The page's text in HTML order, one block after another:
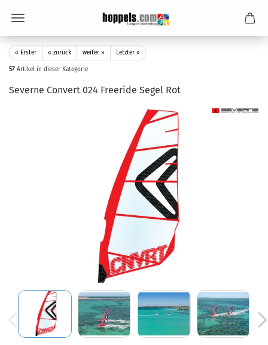
« Erster « zurück weiter » Letzter »
57 Artikel in dieser Kategorie
Severne Convert 024 Freeride Segel Rot